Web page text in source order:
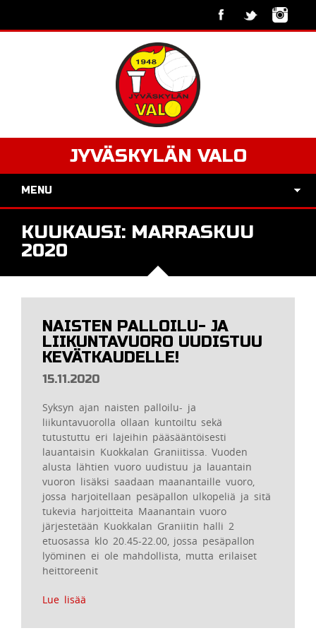
JYVÄSKYLÄN VALO
MENU
KUUKAUSI: MARRASKUU
2020
NAISTEN PALLOILU- JA
LIIKUNTAVUORO UUDISTUU
KEVÄTKAUDELLE!
15.11.2020
Syksyn ajan naisten palloilu- ja
liikuntavuorolla ollaan kuntoiltu sekä
tutustuttu eri lajeihin pääsääntöisesti
lauantaisin Kuokkalan Graniitissa. Vuoden
alusta lähtien vuoro uudistuu ja lauantain
vuoron lisäksi saadaan maanantaille vuoro,
jossa harjoitellaan pesäpallon ulkopeliä ja sitä
tukevia harjoitteita Maanantain vuoro
järjestetään Kuokkalan Graniitin halli 2
etuosassa klo 20.45-22.00, jossa pesäpallon
lyöminen ei ole mahdollista, mutta erilaiset
heittoreenit
Lue lisää